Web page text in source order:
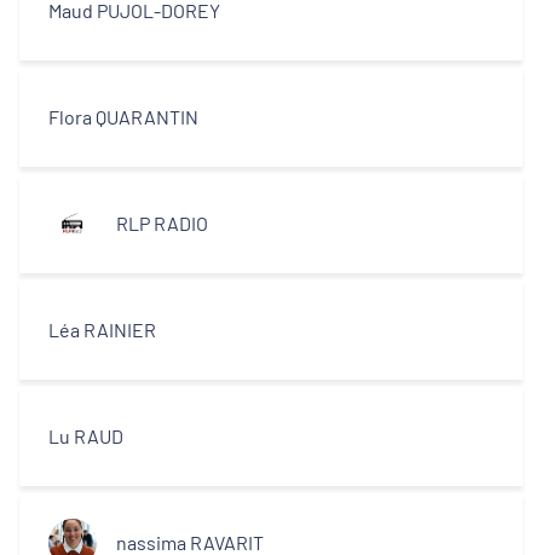
Maud PUJOL-DOREY
Flora QUARANTIN
RLP RADIO
Léa RAINIER
Lu RAUD
nassima RAVARIT